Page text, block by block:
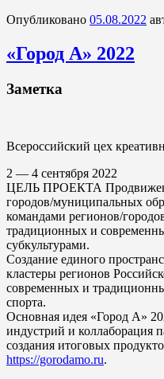
Опубликовано 05.08.2022
«Город А» 2022
Заметка
Всероссийский цех
2 — 4 сентября 2022
ЦЕЛЬ ПРОЕКТА
городов/муниципальных
командами регионов/
традиционных и
субкультурами.
Создание единого
кластеры регионов
современных и
спорта.
Основная идея «Город А»
индустрий и коллаборация
создания итоговых
https://gorodamo.ru.